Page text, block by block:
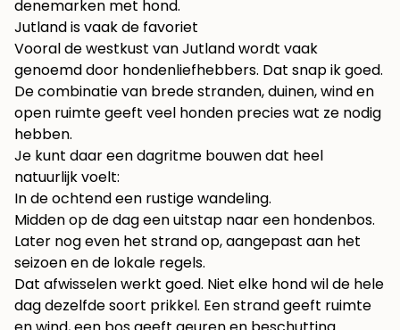
denemarken met hond.
Jutland is vaak de favoriet
Vooral de westkust van Jutland wordt vaak
genoemd door hondenliefhebbers. Dat snap ik goed.
De combinatie van brede stranden, duinen, wind en
open ruimte geeft veel honden precies wat ze nodig
hebben.
Je kunt daar een dagritme bouwen dat heel
natuurlijk voelt:
In de ochtend een rustige wandeling.
Midden op de dag een uitstap naar een hondenbos.
Later nog even het strand op, aangepast aan het
seizoen en de lokale regels.
Dat afwisselen werkt goed. Niet elke hond wil de hele
dag dezelfde soort prikkel. Een strand geeft ruimte